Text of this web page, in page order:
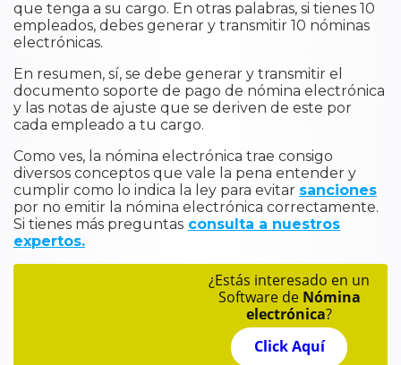
que tenga a su cargo. En otras palabras, si tienes 10
empleados, debes generar y transmitir 10 nóminas
electrónicas.
En resumen, sí, se debe generar y transmitir el
documento soporte de pago de nómina electrónica
y las notas de ajuste que se deriven de este por
cada empleado a tu cargo.
Como ves, la nómina electrónica trae consigo
diversos conceptos que vale la pena entender y
cumplir como lo indica la ley para evitar sanciones
por no emitir la nómina electrónica correctamente.
Si tienes más preguntas consulta a nuestros
expertos.
¿Estás interesado en un
Software de Nómina
electrónica?
Click Aquí